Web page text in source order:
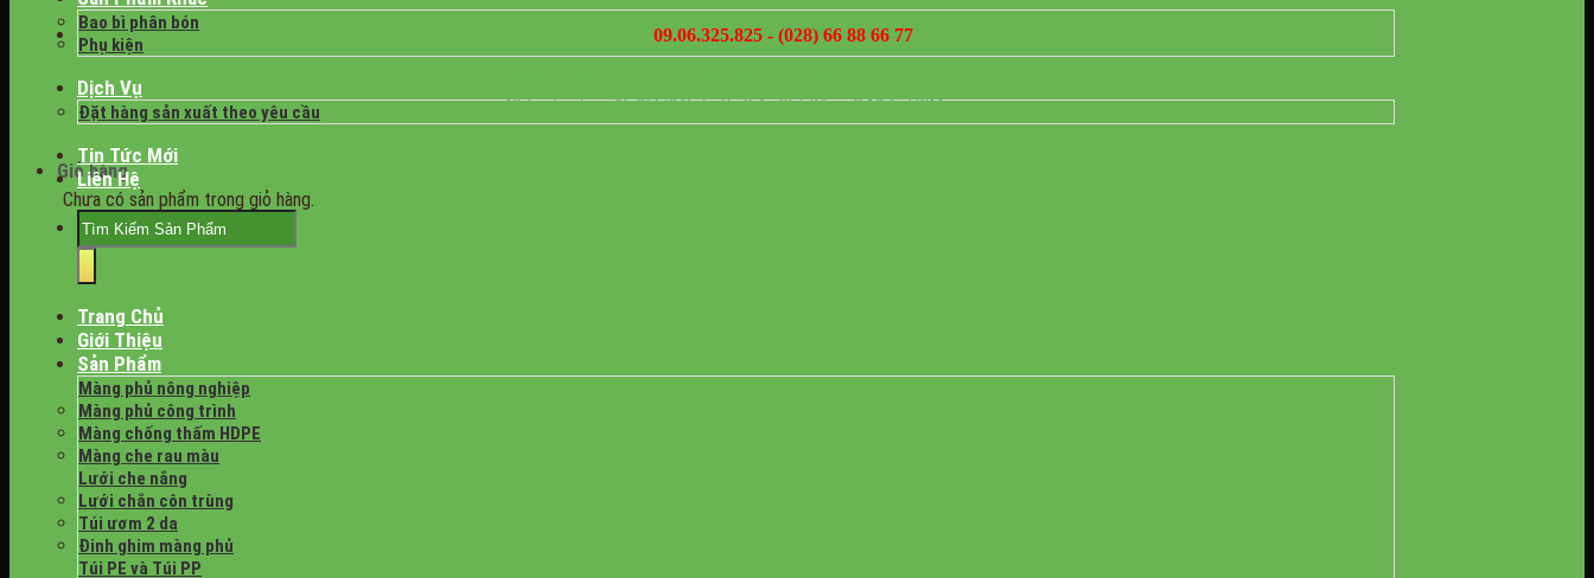
09.06.325.825 - (028) 66 88 66 77
Nhà máy sản xuất: 255/8 Vườn lài .P An Phú Đông. Q.12 Tp HCM
Giỏ hàng
Chưa có sản phẩm trong giỏ hàng.
Bao bì phân bón
Phụ kiện
Dịch Vụ
Đặt hàng sản xuất theo yêu cầu
Tin Tức Mới
Liên Hệ
Tìm
kiếm:
Trang Chủ
Giới Thiệu
Sản Phẩm
Màng phủ nông nghiệp
Màng phủ công trình
Màng chống thấm HDPE
Màng che rau màu
Lưới che nắng
Lưới chắn côn trùng
Túi ươm 2 da
Đinh ghim màng phủ
Túi PE và Túi PP